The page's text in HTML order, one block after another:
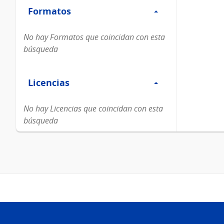
Formatos
Formatos
No hay Formatos que coincidan con esta
búsqueda
Licencias
Licencias
No hay Licencias que coincidan con esta
búsqueda